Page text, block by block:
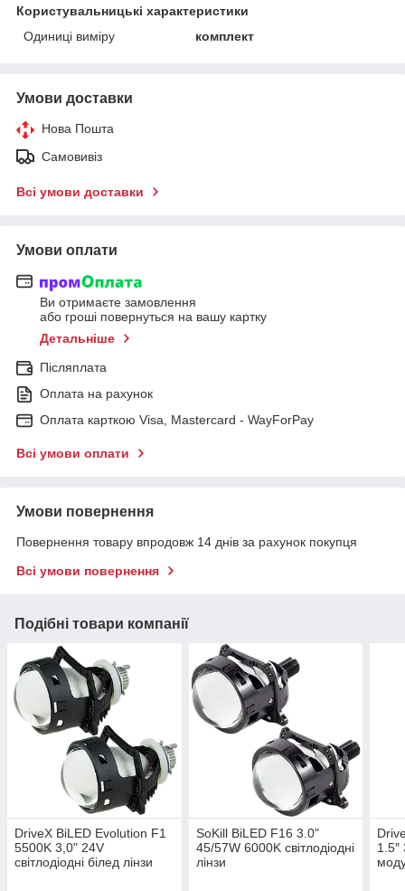
Користувальницькі характеристики
Одиниці виміру
комплект
Умови доставки
Нова Пошта
Самовивіз
Всі умови доставки
Умови оплати
Ви отримаєте замовлення
або гроші повернуться на вашу картку
Детальніше
Післяплата
Оплата на рахунок
Оплата карткою Visa, Mastercard - WayForPay
Всі умови оплати
Умови повернення
Повернення товару впродовж 14 днів за рахунок покупця
Всі умови повернення
Подібні товари компанії
DriveX BiLED Evolution F1
5500K 3,0" 24V
світлодіодні білед лінзи
SoKill BiLED F16 3.0"
45/57W 6000K світлодіодні
лінзи
1.5″